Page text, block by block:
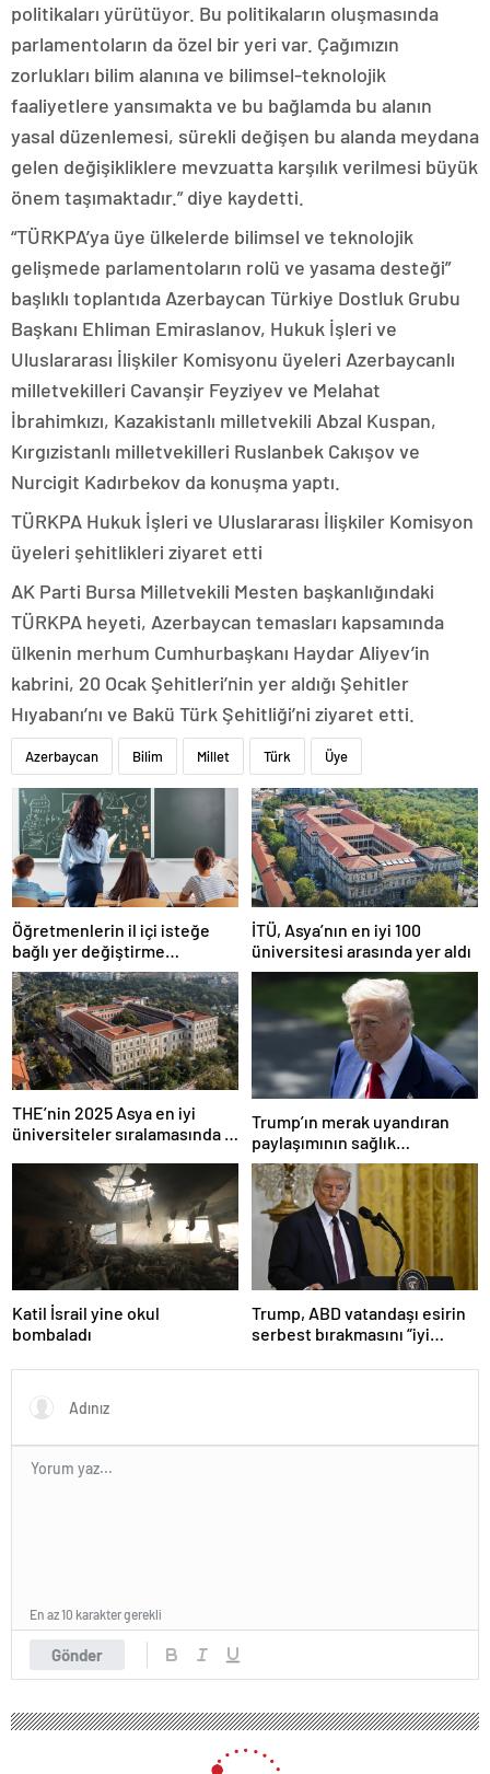
politikaları yürütüyor. Bu politikaların oluşmasında
parlamentoların da özel bir yeri var. Çağımızın
zorlukları bilim alanına ve bilimsel-teknolojik
faaliyetlere yansımakta ve bu bağlamda bu alanın
yasal düzenlemesi, sürekli değişen bu alanda meydana
gelen değişikliklere mevzuatta karşılık verilmesi büyük
önem taşımaktadır.” diye kaydetti.
“TÜRKPA’ya üye ülkelerde bilimsel ve teknolojik
gelişmede parlamentoların rolü ve yasama desteği”
başlıklı toplantıda Azerbaycan Türkiye Dostluk Grubu
Başkanı Ehliman Emiraslanov, Hukuk İşleri ve
Uluslararası İlişkiler Komisyonu üyeleri Azerbaycanlı
milletvekilleri Cavanşir Feyziyev ve Melahat
İbrahimkızı, Kazakistanlı milletvekili Abzal Kuspan,
Kırgızistanlı milletvekilleri Ruslanbek Cakışov ve
Nurcigit Kadırbekov da konuşma yaptı.
TÜRKPA Hukuk İşleri ve Uluslararası İlişkiler Komisyon
üyeleri şehitlikleri ziyaret etti
AK Parti Bursa Milletvekili Mesten başkanlığındaki
TÜRKPA heyeti, Azerbaycan temasları kapsamında
ülkenin merhum Cumhurbaşkanı Haydar Aliyev’in
kabrini, 20 Ocak Şehitleri’nin yer aldığı Şehitler
Hıyabanı’nı ve Bakü Türk Şehitliği’ni ziyaret etti.
Azerbaycan Bilim Millet Türk Üye
Öğretmenlerin il içi isteğe
bağlı yer değiştirme
başvuruları ne zaman?
İTÜ, Asya’nın en iyi 100
üniversitesi arasında yer aldı
THE’nin 2025 Asya en iyi
üniversiteler sıralamasında 4
Trump’ın merak uyandıran
paylaşımının sağlık
sistemiyle ilgili kararname
olduğu anlaşıldı
Katil İsrail yine okul
bombaladı
Trump, ABD vatandaşı esirin
serbest bırakmasını “iyi
olarak değerlendirdi
Gönder
En az 10 karakter gerekli